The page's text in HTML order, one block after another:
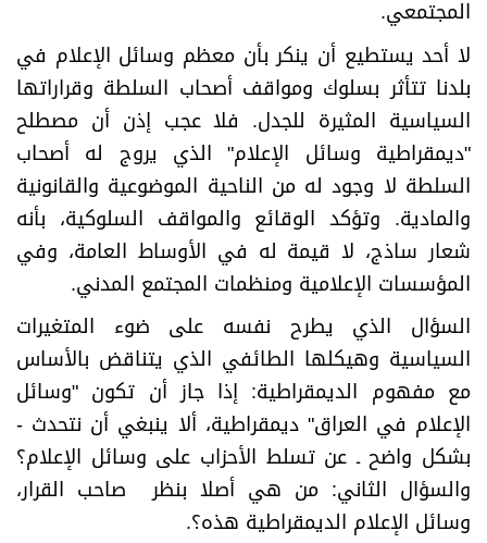
المجتمعي.
لا أحد يستطيع أن ينكر بأن معظم وسائل الإعلام في
بلدنا تتأثر بسلوك ومواقف أصحاب السلطة وقراراتها
السياسية المثيرة للجدل. فلا عجب إذن أن مصطلح
"ديمقراطية وسائل الإعلام" الذي يروج له أصحاب
السلطة لا وجود له من الناحية الموضوعية والقانونية
والمادية. وتؤكد الوقائع والمواقف السلوكية، بأنه
شعار ساذج، لا قيمة له في الأوساط العامة، وفي
المؤسسات الإعلامية ومنظمات المجتمع المدني.
السؤال الذي يطرح نفسه على ضوء المتغيرات
السياسية وهيكلها الطائفي الذي يتناقض بالأساس
مع مفهوم الديمقراطية: إذا جاز أن تكون "وسائل
الإعلام في العراق" ديمقراطية، ألا ينبغي أن نتحدث -
بشكل واضح ـ عن تسلط الأحزاب على وسائل الإعلام؟
والسؤال الثاني: من هي أصلا بنظر صاحب القرار،
وسائل الإعلام الديمقراطية هذه؟.